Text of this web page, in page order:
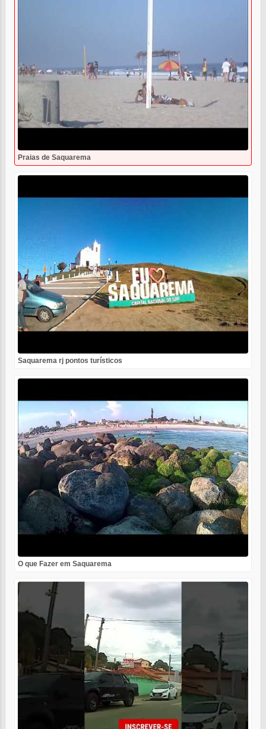
Praias de Saquarema
Saquarema rj pontos turísticos
O que Fazer em Saquarema